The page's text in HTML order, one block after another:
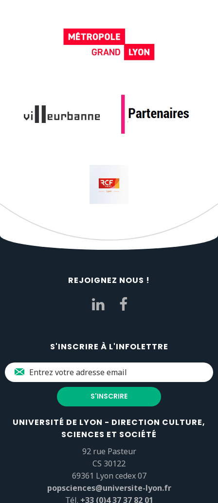
REJOIGNEZ NOUS !
S'INSCRIRE À L'INFOLETTRE
UNIVERSITÉ DE LYON - DIRECTION CULTURE,
SCIENCES ET SOCIÉTÉ
92 rue Pasteur
CS 30122
69361 Lyon cedex 07
popsciences@universite-lyon.fr
Tél. +33 (0)4 37 37 82 01